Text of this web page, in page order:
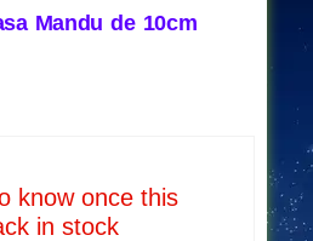
Mandu de 10cm
know once this
in stock